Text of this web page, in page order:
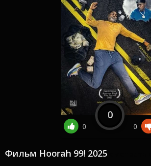
Фильм Hoorah 99! 2025
0
0
0